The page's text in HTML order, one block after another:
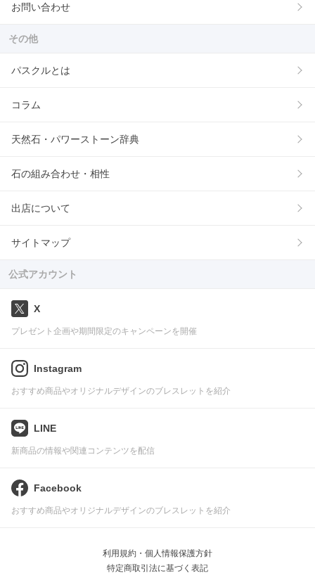
お問い合わせ
その他
パスクルとは
コラム
天然石・パワーストーン辞典
石の組み合わせ・相性
出店について
サイトマップ
公式アカウント
X
プレゼント企画や期間限定のキャンペーンを開催
Instagram
おすすめ商品やオリジナルデザインのブレスレットを紹介
LINE
新商品の情報や関連コンテンツを配信
Facebook
おすすめ商品やオリジナルデザインのブレスレットを紹介
利用規約・個人情報保護方針
特定商取引法に基づく表記